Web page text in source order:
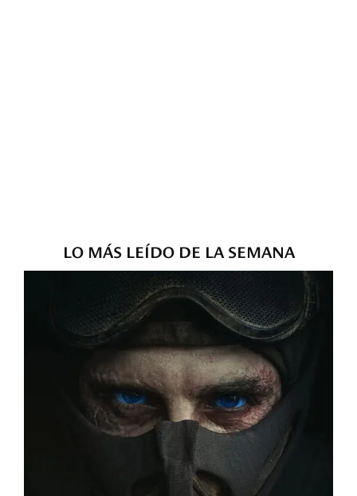
LO MÁS LEÍDO DE LA SEMANA